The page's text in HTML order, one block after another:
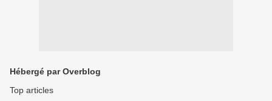
Hébergé par Overblog
Top articles